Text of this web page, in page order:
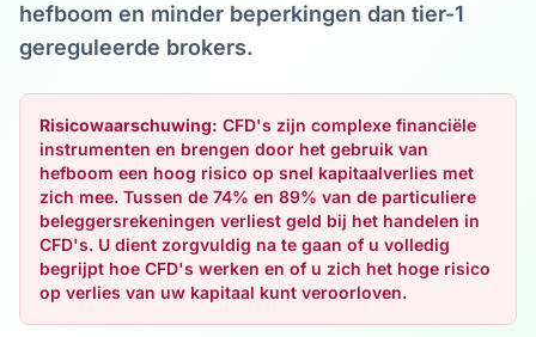
hefboom en minder beperkingen dan tier-1
gereguleerde brokers.
Risicowaarschuwing: CFD's zijn complexe financiële
instrumenten en brengen door het gebruik van
hefboom een hoog risico op snel kapitaalverlies met
zich mee. Tussen de 74% en 89% van de particuliere
beleggersrekeningen verliest geld bij het handelen in
CFD's. U dient zorgvuldig na te gaan of u volledig
begrijpt hoe CFD's werken en of u zich het hoge risico
op verlies van uw kapitaal kunt veroorloven.